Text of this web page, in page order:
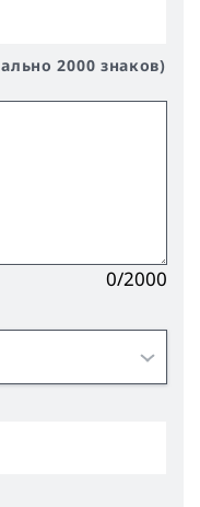
2000 знаков)
0/2000